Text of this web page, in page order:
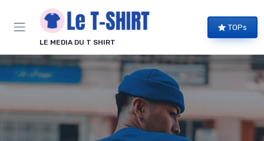
LE MEDIA DU T SHIRT
TOPs
Panneau de gestion des cookies